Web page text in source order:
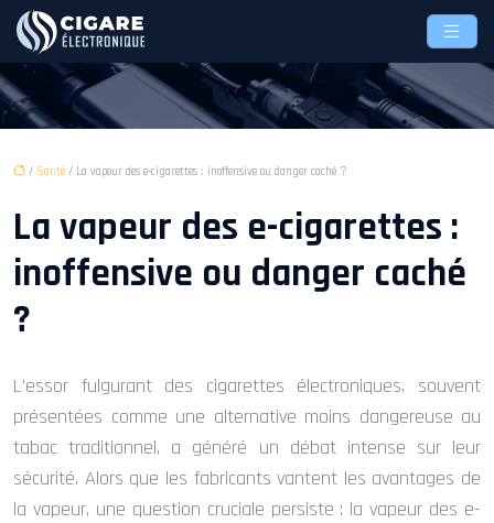
/ Santé / La vapeur des e-cigarettes : inoffensive ou danger caché ?
La vapeur des e-cigarettes :
inoffensive ou danger caché
?
L’essor fulgurant des cigarettes électroniques, souvent
présentées comme une alternative moins dangereuse au
tabac traditionnel, a généré un débat intense sur leur
sécurité. Alors que les fabricants vantent les avantages de
la vapeur, une question cruciale persiste : la vapeur des e-